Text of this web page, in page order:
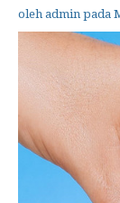
oleh admin pada